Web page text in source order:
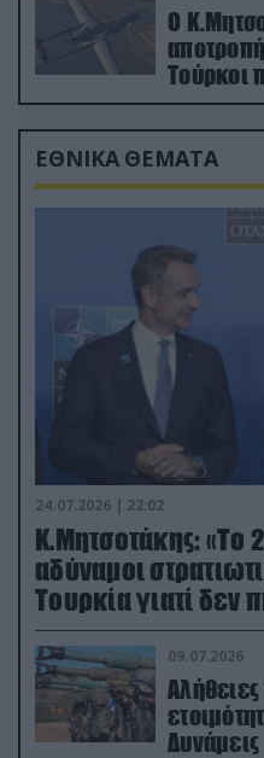
Ο
Τούρκοι
drone
ΕΘΝΙΚΑ ΘΕΜΑΤΑ
24.07.2026 | 22:02
Κ.Μητσοτάκης: «Το
αδύναμοι
Τουρκία γιατί δεν
(βίντεο)
09.07.2026
Δυνάμεις